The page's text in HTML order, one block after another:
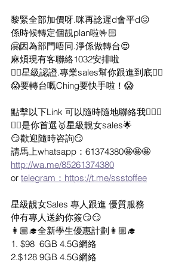
黎緊全部加價呀.咪再諗遲d會平d😖
係時候轉定個靚plan啦🤟🏻
🤗因為部門唔同.淨係做轉台😍
麻煩現有客聯絡1032安排啦
👍🏻星級認證.專業sales幫你跟進到底👍🏻
😱要轉台嘅Ching要快手啦！😱
點擊以下Link 可以隨時隨地聯絡我🙋🏻‍♀️
✌🏻是你首選🥇星級靚女sales🌟
😏歡迎隨時咨詢😏
請馬上whatsapp：61374380🤩🤩🤩
http://wa.me/85261374380
or telegram：https://t.me/ssstoffee
星級靚女Sales 專人跟進 優質服務
仲有專人送約你簽😏😏
👩🏼‍🎓全新學生優惠計劃👩🏼‍🎓
1. $98  6GB 4.5G網絡
2.$128 9GB 4.5G網絡